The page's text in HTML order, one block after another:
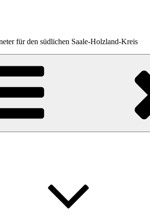
für den südlichen Saale-Holzland-Kreis